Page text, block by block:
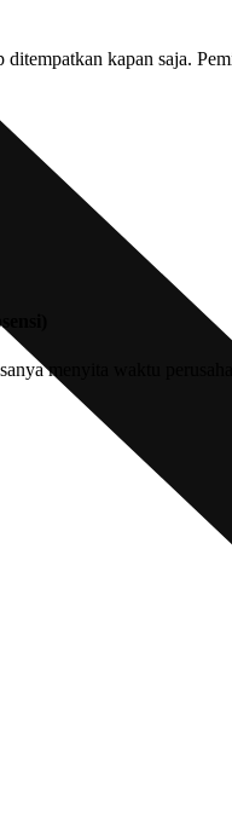
kapan saja.
menyita waktu